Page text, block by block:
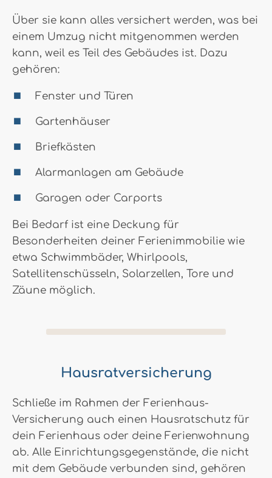
Über sie kann alles versichert werden, was bei
einem Umzug nicht mitgenommen werden
kann, weil es Teil des Gebäudes ist. Dazu
gehören:
Fenster und Türen
Gartenhäuser
Briefkästen
Alarmanlagen am Gebäude
Garagen oder Carports
Bei Bedarf ist eine Deckung für
Besonderheiten deiner Ferienimmobilie wie
etwa Schwimmbäder, Whirlpools,
Satellitenschüsseln, Solarzellen, Tore und
Zäune möglich.
Hausratversicherung
Schließe im Rahmen der Ferienhaus-
Versicherung auch einen Hausratschutz für
dein Ferienhaus oder deine Ferienwohnung
ab. Alle Einrichtungsgegenstände, die nicht
mit dem Gebäude verbunden sind, gehören